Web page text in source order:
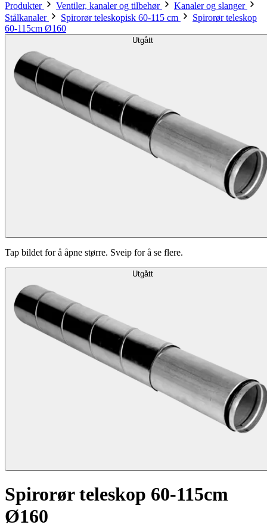
Produkter Ventiler, kanaler og tilbehør
Kanaler og slanger
Stålkanaler
Spirorør teleskopisk 60-115 cm
Spirorør teleskop
60-115cm Ø160
Utgått
Tap bildet for å åpne større. Sveip for å se flere.
Utgått
Spirorør teleskop 60-115cm
Ø160